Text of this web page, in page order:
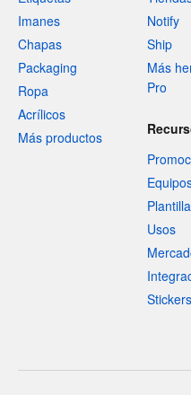
Imanes
Chapas
Packaging
Ropa
Acrílicos
Más productos
Notify
Ship
Más
Pro
Usos